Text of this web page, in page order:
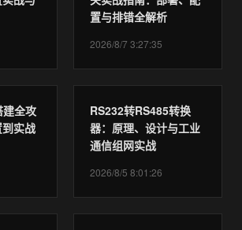
置与排错全解析
2026/8/7 3:27:35
全攻
实战
RS232转RS485转换
器：原理、设计与工业
通信组网实战
2026/8/5 8:01:26